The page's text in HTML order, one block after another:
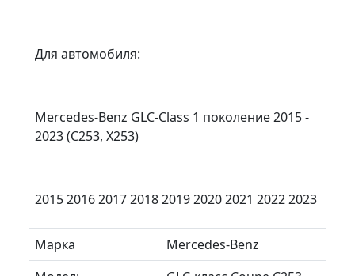
Для автомобиля:
Mercedes-Benz GLC-Class 1 поколение 2015 -
2023 (C253, X253)
2015 2016 2017 2018 2019 2020 2021 2022 2023
Марка
Mercedes-Benz